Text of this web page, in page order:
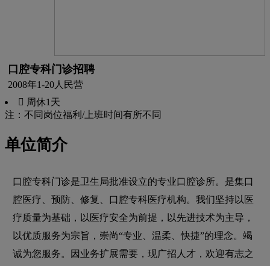
口腔专科门诊招聘
2008年1-20人 民营
 周休1天
注：不同岗位福利/上班时间有所不同
单位简介
口腔专科门诊是卫生局批准设立的专业口腔诊所。是集口
腔医疗、预防、修复、口腔专科医疗机构。我们坚持以医
疗质量为基础，以医疗安全为前提，以先进技术为主导，
以优质服务为宗旨，崇尚“专业、温柔、快捷”的理念。竭
诚为您服务。因业务扩展需要，现广招人才，欢迎有志之